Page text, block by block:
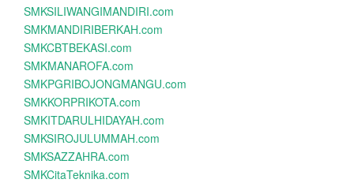
SMKSILIWANGIMANDIRI.com
SMKMANDIRIBERKAH.com
SMKCBTBEKASI.com
SMKMANAROFA.com
SMKPGRIBOJONGMANGU.com
SMKKORPRIKOTA.com
SMKITDARULHIDAYAH.com
SMKSIROJULUMMAH.com
SMKSAZZAHRA.com
SMKCitaTeknika.com